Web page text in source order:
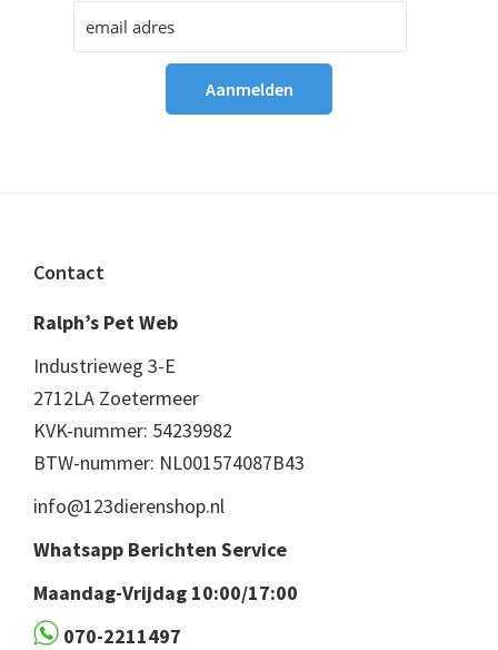
Footer
Contact
Ralph’s Pet Web
Industrieweg 3-E
2712LA Zoetermeer
KVK-nummer: 54239982
BTW-nummer: NL001574087B43
info@123dierenshop.nl
Whatsapp Berichten Service
Maandag-Vrijdag 10:00/17:00
070-2211497